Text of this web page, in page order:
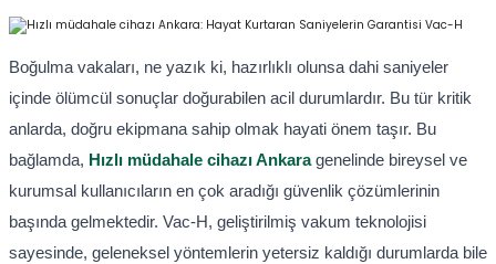
Boğulma vakaları, ne yazık ki, hazırlıklı olunsa dahi saniyeler
içinde ölümcül sonuçlar doğurabilen acil durumlardır. Bu tür kritik
anlarda, doğru ekipmana sahip olmak hayati önem taşır. Bu
bağlamda, Hızlı müdahale cihazı Ankaragenelinde bireysel ve
kurumsal kullanıcıların en çok aradığı güvenlik çözümlerinin
başında gelmektedir. Vac-H, geliştirilmiş vakum teknolojisi
sayesinde, geleneksel yöntemlerin yetersiz kaldığı durumlarda bile